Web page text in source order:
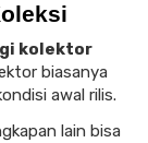
kolektor
biasanya
awal rilis.
lain bisa